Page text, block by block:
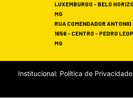
LUXEMBURGO - BELO
MG
RUA COMENDADOR ANTONIO
1656 - CENTRO - PEDRO
MG
Institucional: Política de Privacidade